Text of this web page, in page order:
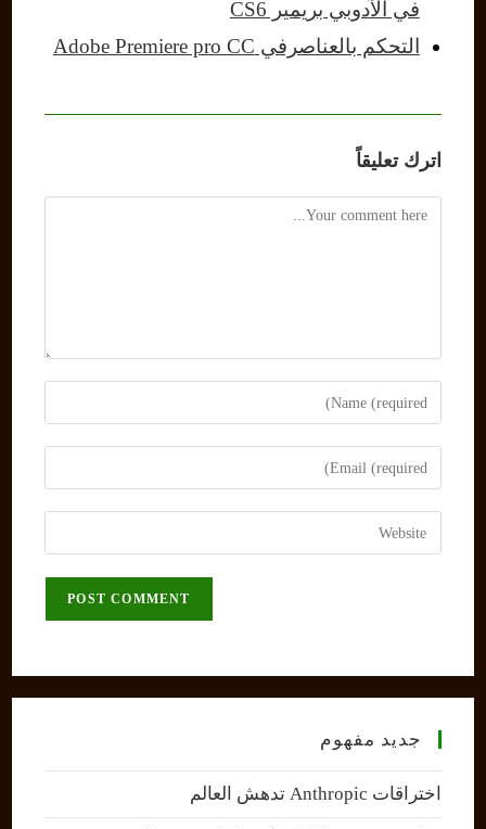
في الآدوبي بريمير CS6
التحكم بالعناصرفي Adobe Premiere pro CC
اترك تعليقاً
Comment
Enter
your
name
comment
Enter
your
email
address
Enter
your
جديد مفهوم
اختراقات Anthropic تدهش العالم